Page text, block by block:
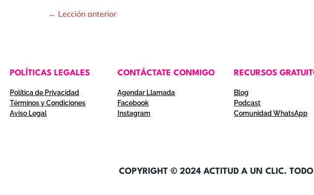
← Lección anterior
POLÍTICAS LEGALES
Política de Privacidad
Términos y Condiciones
Aviso Legal
CONTÁCTATE CONMIGO
Agendar Llamada
Facebook
Instagram
RECURSOS
Blog
Podcast
Comunidad WhatsApp
COPYRIGHT © 2024 ACTITUD A UN CLIC.